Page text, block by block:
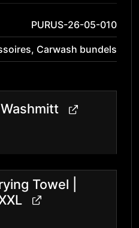
PURUS-26-05-010
, Carwash bundels
Towel |